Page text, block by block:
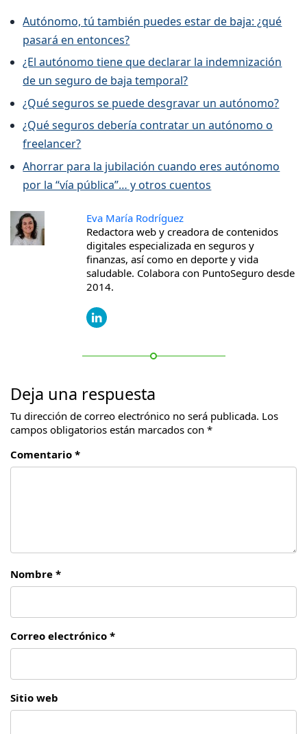
Autónomo, tú también puedes estar de baja: ¿qué
pasará en entonces?
¿El autónomo tiene que declarar la indemnización
de un seguro de baja temporal?
¿Qué seguros se puede desgravar un autónomo?
¿Qué seguros debería contratar un autónomo o
freelancer?
Ahorrar para la jubilación cuando eres autónomo
por la “vía pública”… y otros cuentos
Eva María Rodríguez
Redactora web y creadora de contenidos
digitales especializada en seguros y
finanzas, así como en deporte y vida
saludable. Colabora con PuntoSeguro desde
2014.
Deja una respuesta
Tu dirección de correo electrónico no será publicada. Los
campos obligatorios están marcados con *
Comentario *
Nombre *
Correo electrónico *
Sitio web